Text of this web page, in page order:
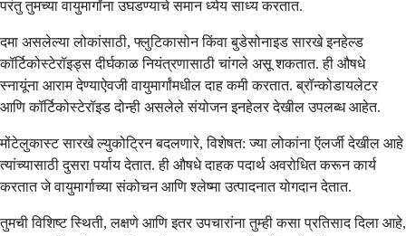
परंतु तुमच्या वायुमार्गांना उघडण्याचे समान ध्येय साध्य करतात.
दमा असलेल्या लोकांसाठी, फ्लुटिकासोन किंवा बुडेसोनाइड सारखे इनहेल्ड
कॉर्टिकोस्टेरॉइड्स दीर्घकाळ नियंत्रणासाठी चांगले असू शकतात. ही औषधे
स्नायूंना आराम देण्याऐवजी वायुमार्गांमधील दाह कमी करतात. ब्रॉन्कोडायलेटर
आणि कॉर्टिकोस्टेरॉइड दोन्ही असलेले संयोजन इनहेलर देखील उपलब्ध आहेत.
मोंटेलुकास्ट सारखे ल्युकोट्रिन बदलणारे, विशेषत: ज्या लोकांना ऍलर्जी देखील आहे
त्यांच्यासाठी दुसरा पर्याय देतात. ही औषधे दाहक पदार्थ अवरोधित करून कार्य
करतात जे वायुमार्गाच्या संकोचन आणि श्लेष्मा उत्पादनात योगदान देतात.
तुमची विशिष्ट स्थिती, लक्षणे आणि इतर उपचारांना तुम्ही कसा प्रतिसाद दिला आहे,